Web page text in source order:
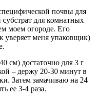
почвы для
для комнатных
моем огороде. Его
уверяет меня упаковщик)
см) достаточно для 3 г
– держу 20-30 минут в
Затем замачиваю на 24
ее 3-4 раза.